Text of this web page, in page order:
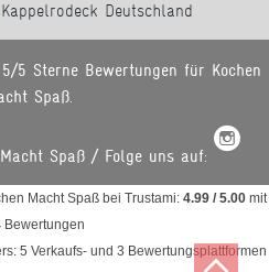
Deutschland
5 Sterne Bewertungen für Kochen
Spaß.
Spaß / Folge uns auf:
Macht Spaß bei Trustami: 4.99 / 5.00 mit
Bewertungen
5 Verkaufs- und 3 Bewertungsplattformen